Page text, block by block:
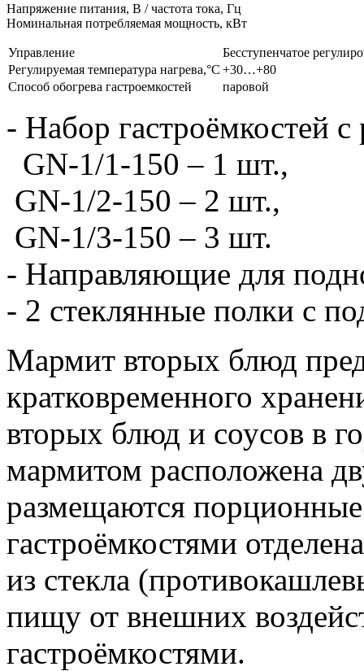
Напряжение питания, В / частота тока, Гц
Номинальная потребляемая мощность, кВт
Управление
Бесступенчатое
Регулируемая температура нагрева,°С +30…+80
Способ обогрева гастроемкостей
паровой
- Набор гастроёмкостей
GN-1/1-150 – 1 шт.,
GN-1/2-150 – 2 шт.,
GN-1/3-150 – 3 шт.
- Направляющие для
- 2 стеклянные полки с
Мармит вторых блюд
кратковременного
вторых блюд и соусов в
мармитом расположена
размещаются
гастроёмкостями
из стекла
пищу от внешних
гастроёмкостями.